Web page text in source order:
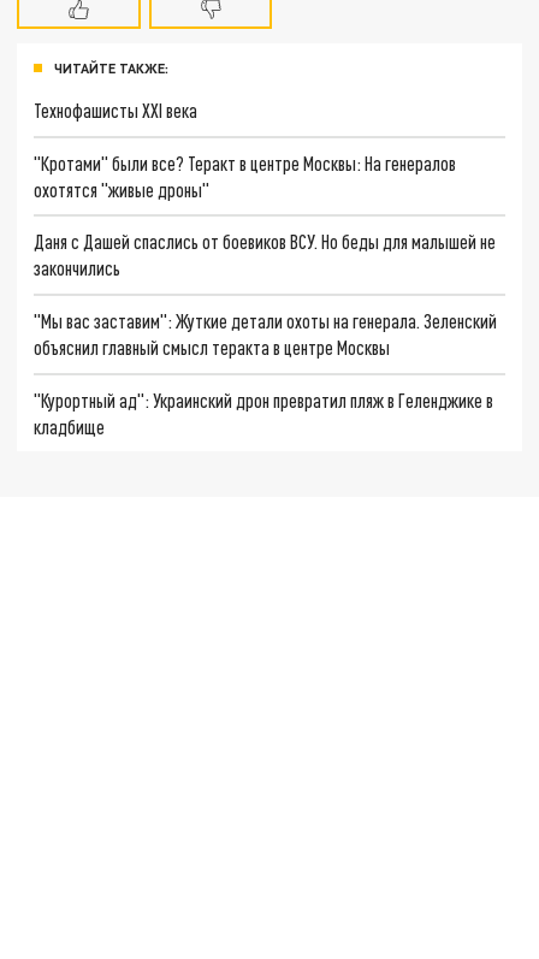
ЧИТАЙТЕ ТАКЖЕ:
Технофашисты XXI века
"Кротами" были все? Теракт в центре Москвы: На генералов
охотятся "живые дроны"
Даня с Дашей спаслись от боевиков ВСУ. Но беды для малышей не
закончились
"Мы вас заставим": Жуткие детали охоты на генерала. Зеленский
объяснил главный смысл теракта в центре Москвы
"Курортный ад": Украинский дрон превратил пляж в Геленджике в
кладбище